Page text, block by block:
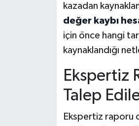
kazadan
değer kaybı
için önce hangi
kaynaklandığı
Ekspertiz
Talep
Ekspertiz raporu